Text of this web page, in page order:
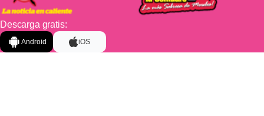
Descarga gratis:
Android iOS